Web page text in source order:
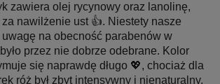
zawiera olej rycynowy oraz lanolinę,
nawilżenie ust 👍. Niestety nasze
uwagę na obecność parabenów w
przez nie dobrze odebrane. Kolor
się naprawdę długo 💖, chociaż dla
róż był zbyt intensywny i nienaturalny.